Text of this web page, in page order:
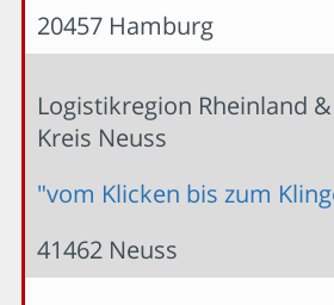
20457 Hamburg
Logistikregion Rheinland
Kreis Neuss
"vom Klicken bis zum
41462 Neuss